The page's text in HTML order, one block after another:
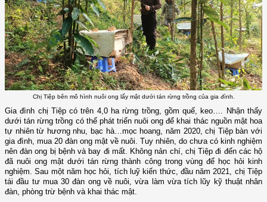
Chị Tiệp bên mô hình nuôi ong lấy mật dưới tán rừng trồng của gia đình.
Gia đình chị Tiệp có trên 4,0 ha rừng trồng, gồm quế, keo…. Nhận thấy
dưới tán rừng trồng có thể phát triển nuôi ong để khai thác nguồn mật hoa
tự nhiên từ hương nhu, bạc hà…mọc hoang, năm 2020, chị Tiệp bàn với
gia đình, mua 20 đàn ong mật về nuôi. Tuy nhiên, do chưa có kinh nghiệm
nên đàn ong bị bệnh và bay đi mất. Không nản chí, chị Tiệp đi đến các hộ
đã nuôi ong mật dưới tán rừng thành công trong vùng để học hỏi kinh
nghiệm. Sau một năm học hỏi, tích luỹ kiến thức, đầu năm 2021, chị Tiệp
tái đầu tư mua 30 đàn ong về nuôi, vừa làm vừa tích lũy kỹ thuật nhân
đàn, phòng trừ bệnh và khai thác mật.